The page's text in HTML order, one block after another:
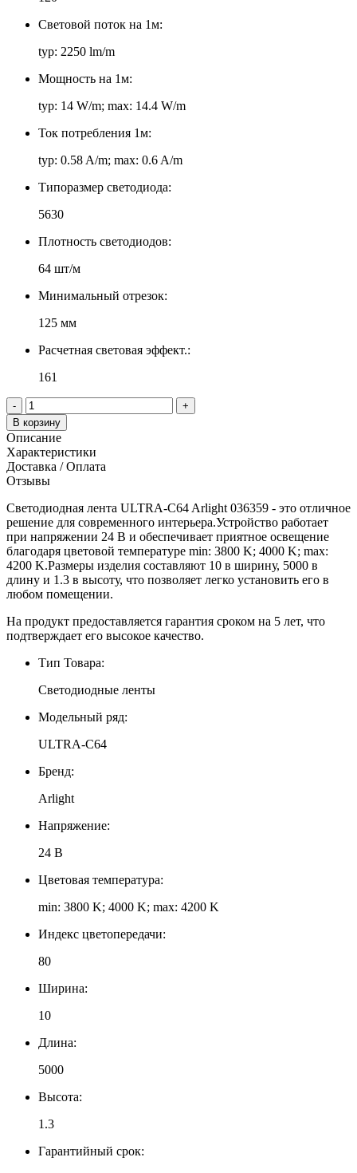
Световой поток на 1м:
typ: 2250 lm/m
Мощность на 1м:
typ: 14 W/m; max: 14.4 W/m
Ток потребления 1м:
typ: 0.58 A/m; max: 0.6 A/m
Типоразмер светодиода:
5630
Плотность светодиодов:
64 шт/м
Минимальный отрезок:
125 мм
Расчетная световая эффект.:
161
-
+
В корзину
Описание
Характеристики
Доставка / Оплата
Отзывы
Светодиодная лента ULTRA-C64 Arlight 036359 - это отличное
решение для современного интерьера.Устройство работает
при напряжении 24 В и обеспечивает приятное освещение
благодаря цветовой температуре min: 3800 K; 4000 K; max:
4200 K.Размеры изделия составляют 10 в ширину, 5000 в
длину и 1.3 в высоту, что позволяет легко установить его в
любом помещении.
На продукт предоставляется гарантия сроком на 5 лет, что
подтверждает его высокое качество.
Тип Товара:
Светодиодные ленты
Модельный ряд:
ULTRA-C64
Бренд:
Arlight
Напряжение:
24 В
Цветовая температура:
min: 3800 K; 4000 K; max: 4200 K
Индекс цветопередачи:
80
Ширина:
10
Длина:
5000
Высота:
1.3
Гарантийный срок: